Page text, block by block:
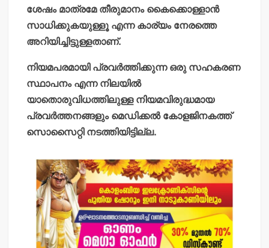
ശേഷം മാത്രമേ തീരുമാനം കൈക്കൊള്ളാന്‍
സാധിക്കുകയുള്ളൂ എന്ന കാര്യം നേരത്തെ
അറിയിച്ചിട്ടുള്ളതാണ്.
നിയമപരമായി പ്രവര്‍ത്തിക്കുന്ന ഒരു സഹകരണ
സ്ഥാപനം എന്ന നിലയില്‍
യാതൊരുവിധത്തിലുള്ള നിയമവിരുദ്ധമായ
പ്രവര്‍ത്തനങ്ങളും മെഡിക്കല്‍ കോളജിനകത്ത്
സൊസൈറ്റി നടത്തിയിട്ടില്ല.